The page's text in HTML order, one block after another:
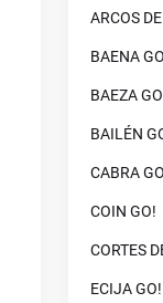
ARCOS
BAENA
BAEZA
BAILÉN
CABRA
COIN GO!
CORTES
ECIJA GO!